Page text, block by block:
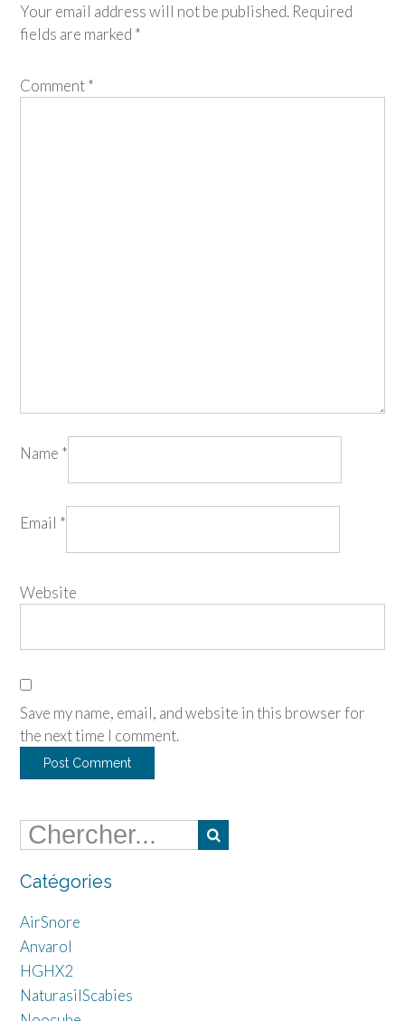
Your email address will not be published. Required
fields are marked *
Comment*
Name *
Email *
Website
Save my name, email, and website in this browser for
the next time I comment.
Catégories
AirSnore
Anvarol
HGHX2
NaturasilScabies